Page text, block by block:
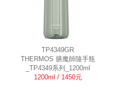
TP4349GR
THERMOS 膳魔師隨手瓶
_TP4349系列_1200ml
1200ml / 1450元